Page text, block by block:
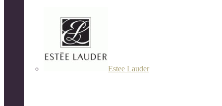
Estee Lauder